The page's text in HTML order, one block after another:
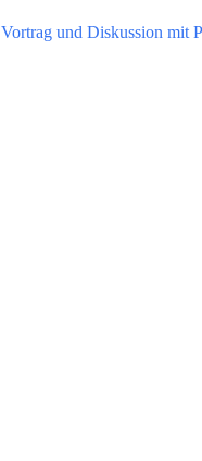
und Diskussion mit